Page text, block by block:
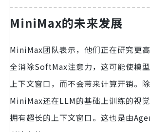
MiniMax的未来发展
MiniMax团队表示，他们正在研究更
全消除SoftMax注意力，这可能使模
上下文窗口，而不会带来计算开销。除
MiniMax还在LLM的基础上训练的视
拥有超长的上下文窗口。这也是由